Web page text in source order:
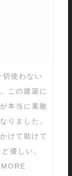
使わない
この建築に
本当に素敵
りました。
けて助けて
優しい。